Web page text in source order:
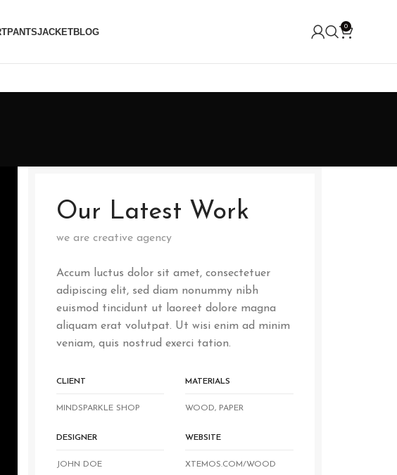
PANTSJACKETBLOG 0
Our Latest Work
we are creative agency
Accum luctus dolor sit amet, consectetuer
adipiscing elit, sed diam nonummy nibh
euismod tincidunt ut laoreet dolore magna
aliquam erat volutpat. Ut wisi enim ad minim
veniam, quis nostrud exerci tation.
CLIENT
MINDSPARKLE SHOP
DESIGNER
JOHN DOE
MATERIALS
WOOD, PAPER
WEBSITE
XTEMOS.COM/WOOD